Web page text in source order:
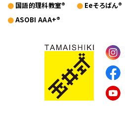
国語的理科教室®
Eeそろばん®
ASOBI AAA+®